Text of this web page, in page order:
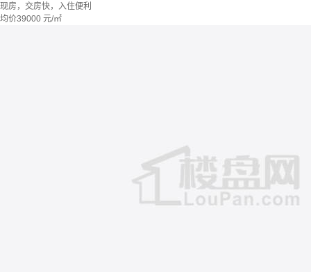
现房，交房快，入住便利
均价39000 元/㎡